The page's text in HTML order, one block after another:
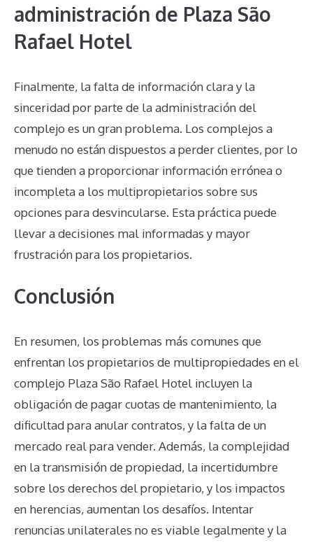
administración de Plaza São
Rafael Hotel
Finalmente, la falta de información clara y la
sinceridad por parte de la administración del
complejo es un gran problema. Los complejos a
menudo no están dispuestos a perder clientes, por lo
que tienden a proporcionar información errónea o
incompleta a los multipropietarios sobre sus
opciones para desvincularse. Esta práctica puede
llevar a decisiones mal informadas y mayor
frustración para los propietarios.
Conclusión
En resumen, los problemas más comunes que
enfrentan los propietarios de multipropiedades en el
complejo Plaza São Rafael Hotel incluyen la
obligación de pagar cuotas de mantenimiento, la
dificultad para anular contratos, y la falta de un
mercado real para vender. Además, la complejidad
en la transmisión de propiedad, la incertidumbre
sobre los derechos del propietario, y los impactos
en herencias, aumentan los desafíos. Intentar
renuncias unilaterales no es viable legalmente y la